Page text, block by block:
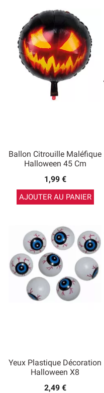
Ballon Citrouille Maléfique
Halloween 45 Cm
1,99 €
AJOUTER AU PANIER
Yeux Plastique Décoration
Halloween X8
2,49 €